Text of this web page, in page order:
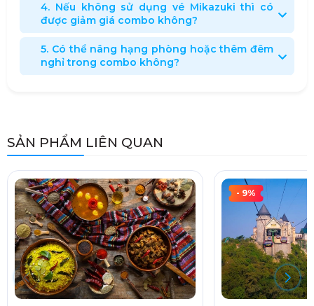
4. Nếu không sử dụng vé Mikazuki thì có
được giảm giá combo không?
5. Có thể nâng hạng phòng hoặc thêm đêm
nghỉ trong combo không?
SẢN PHẨM LIÊN QUAN
- 9%